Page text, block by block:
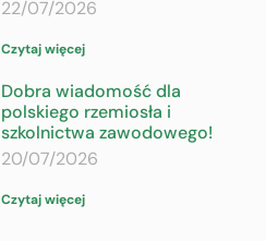
22/07/2026
Czytaj więcej
Dobra wiadomość dla
polskiego rzemiosła i
szkolnictwa zawodowego!
20/07/2026
Czytaj więcej